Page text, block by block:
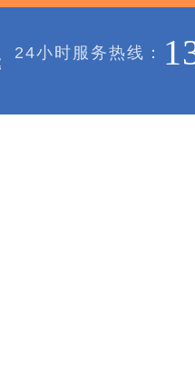
24小时服务热线：